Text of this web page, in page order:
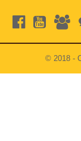
© 2018 -